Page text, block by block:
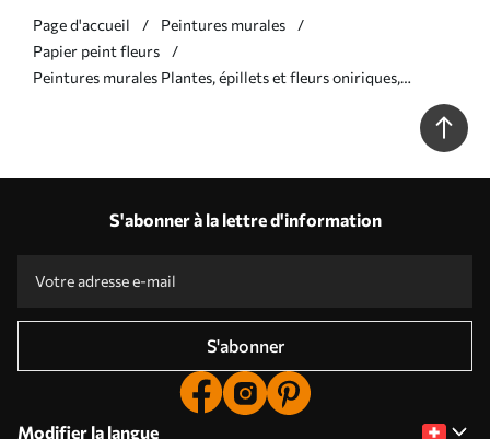
Page d'accueil
Peintures murales
Papier peint fleurs
Peintures murales Plantes, épillets et fleurs oniriques,
délicats, aux couleurs bleues pastel sur un fond brumeux et
S'abonner à la lettre d'information
S'abonner
Modifier la langue